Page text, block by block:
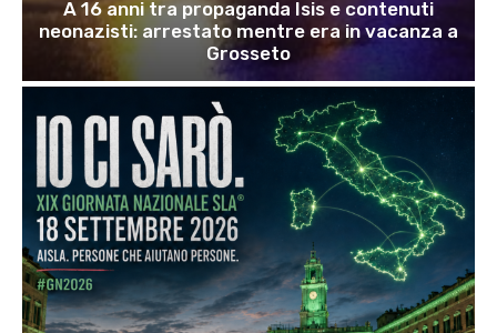
A 16 anni tra propaganda Isis e contenuti
neonazisti: arrestato mentre era in vacanza a
Grosseto